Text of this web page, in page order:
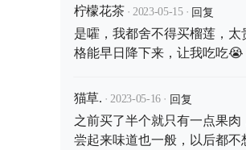
柠檬花茶 · 2023-05-15 · 回复
是嚯，我都舍不得买榴莲，太
格能早日降下来，让我吃吃😭
猫草. · 2023-05-16 · 回复
之前买了半个就只有一点果肉
尝起来味道也一般，以后都不